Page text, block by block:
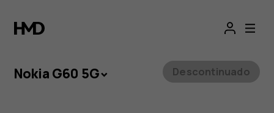
Nokia
G60
5G
Nokia G60 5G Descontinuado